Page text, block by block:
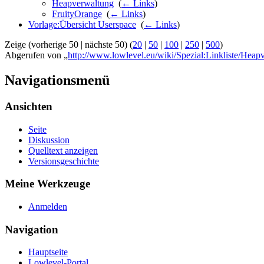
Heapverwaltung (← Links)
FruityOrange (← Links)
Vorlage:Übersicht Userspace (← Links)
Zeige (vorherige 50 | nächste 50) (20 | 50 | 100 | 250 | 500)
Abgerufen von „http://www.lowlevel.eu/wiki/Spezial:Linkliste/
Navigationsmenü
Ansichten
Seite
Diskussion
Quelltext anzeigen
Versionsgeschichte
Meine Werkzeuge
Anmelden
Navigation
Hauptseite